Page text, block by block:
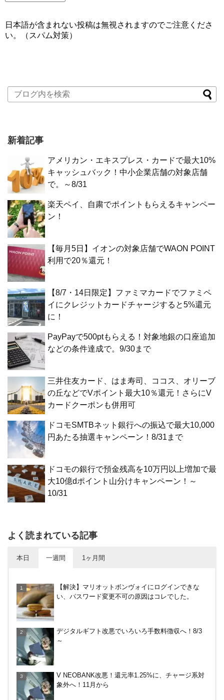
日本語が含まれない投稿は無視されますのでご注意くださ
い。（スパム対策）
新着記事
アメリカン・エキスプレス・カードで最大10%
キャッシュバック！中小企業店舗の対象店舗
で。～8/31
楽天ペイ、自粛でポイントもらえるキャンペー
ン！
【毎月5日】イオンの対象店舗でWAON POINT
利用で20％還元！
【8/7・14日限定】ファミマカードでファミペ
イにクレジットカードチャージすると5%還元
に！
PayPayで500ptもらえる！対象地銀の口座追加
などの条件達成で。9/30まで
三井住友カード、はま寿司、ココス、オリーブ
の丘などでVポイント最大10％還元！さらにV
カードクーポンも併用可
ドコモSMTBネット銀行への振込で最大10,000
円あたる抽選キャンペーン！8/31まで
ドコモの銀行で預金残高を10万円以上増加で最
大10億dポイント山分けキャンペーン！～
10/31
よく読まれている記事
本日 一週間 1ヶ月間
上げる鍵になる！オートチャージなどメリット・デ
メリットまとめ
型）を3ヶ月使ってみた感想
～
【解決】マリオットボンヴォイにログインできな
い、パスワード変更不可の原因はコレでした。
デジタルギフト改悪でいろいろ手数料徴収へ！8/3
～
V NEOBANK改悪！還元率1.25%に、チャージ系対
象外へ！11月から